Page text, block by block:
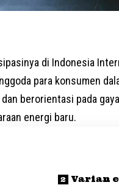
di Indonesia
para konsumen
berorientasi pada
energi baru.
Varian